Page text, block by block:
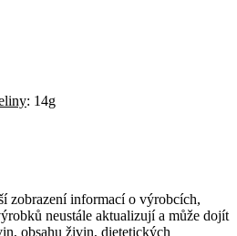
: 14g
zobrazení informací o výrobcích,
neustále aktualizují a může dojít
obsahu živin, dietetických